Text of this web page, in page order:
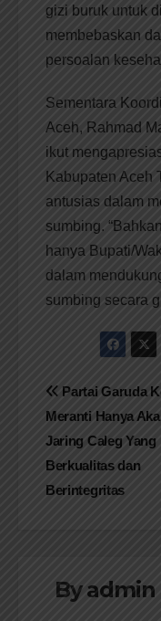
gizi buruk untuk
membebaskan
persoalan
Sementara
Aceh, Rahmad
ikut
Kabupaten Aceh
antusias dalam
sumbing.
hanya Bupati/
dalam
sumbing secara
pos
Partai Garuda
Meranti Hanya
Jaring Caleg Yang
Berkualitas dan
Berintegritas
Byadmin